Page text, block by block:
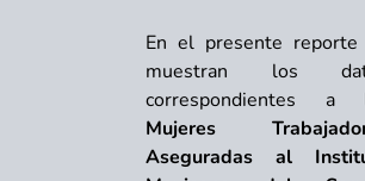
En el presente reporte
muestran los
correspondientes a
Mujeres
Aseguradas al